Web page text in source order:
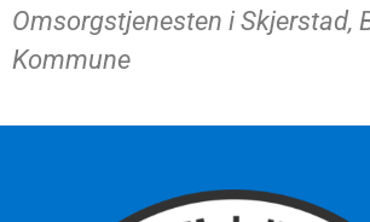
Omsorgstjenesten i Skjerstad,
Kommune